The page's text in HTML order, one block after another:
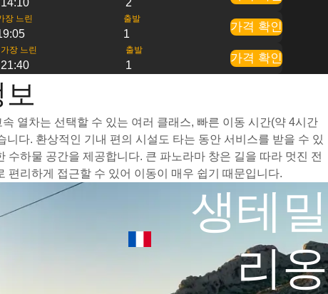
14:10 2
장 느린 출발
1
가격 확인
가장 느린
21:40
출발
1
가격 확인
열차는 선택할 수 있는 여러 클래스, 빠른 이동 시간(약 4시간
다. 환상적인 기내 편의 시설도 타는 동안 서비스를 받을 수 있
하물 공간을 제공합니다. 큰 파노라마 창은 길을 따라 멋진 전
리하게 접근할 수 있어 이동이 매우 쉽기 때문입니다.
생테밀
리옹